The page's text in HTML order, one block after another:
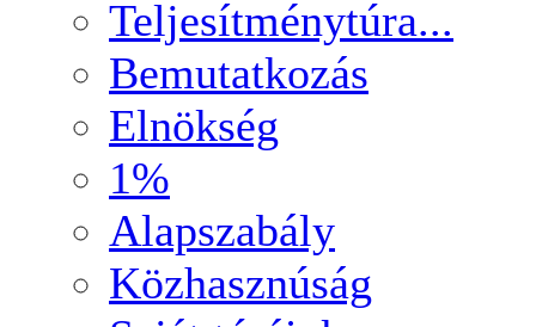
Teljesítménytúra...
Bemutatkozás
Elnökség
1%
Alapszabály
Közhasznúság